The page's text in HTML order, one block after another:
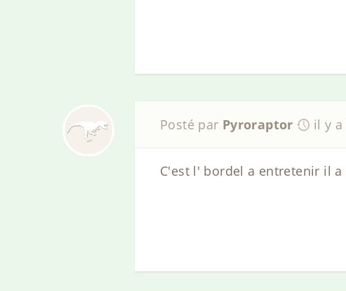
Posté par Pyroraptor il y a
C'est l' bordel a entretenir il